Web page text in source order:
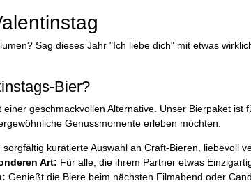
Sag dieses Jahr "Ich liebe dich" mit etwas
Bier?
geschmackvollen Alternative. Unser Bierpaket ist
Genussmomente erleben möchten.
sorgfältig kuratierte Auswahl an Craft-Bieren, liebevoll
Art: Für alle, die ihrem Partner etwas
Genießt die Biere beim nächsten Filmabend oder